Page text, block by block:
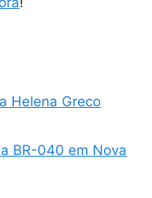
Helena Greco
BR-040 em Nova